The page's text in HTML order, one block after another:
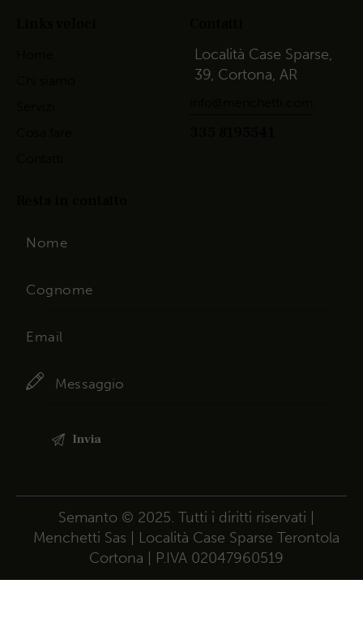
Località Case Sparse,
39, Cortona, AR
Semanto © 2025. Tutti i diritti riservati |
Menchetti Sas | Località Case Sparse Terontola
Cortona | P.IVA 02047960519